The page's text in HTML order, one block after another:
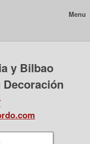
Menu
y Bilbao